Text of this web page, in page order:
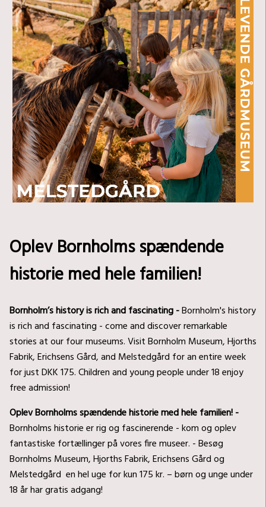
Oplev Bornholms spændende
historie med hele familien!
Bornholm’s history is rich and fascinating -Bornholm's history
is rich and fascinating - come and discover remarkable
stories at our four museums. Visit Bornholm Museum, Hjorths
Fabrik, Erichsens Gård, and Melstedgård for an entire week
for just DKK 175. Children and young people under 18 enjoy
free admission!
Oplev Bornholms spændende historie med hele familien! -
Bornholms historie er rig og fascinerende - kom og oplev
fantastiske fortællinger på vores fire museer. - Besøg
Bornholms Museum, Hjorths Fabrik, Erichsens Gård og
Melstedgård en hel uge for kun 175 kr. – børn og unge under
18 år har gratis adgang!